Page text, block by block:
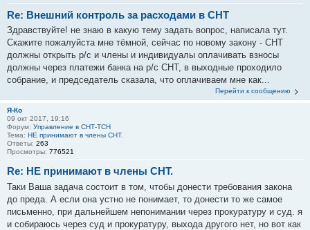
Re: Внешний контроль за расходами в СНТ
Здравствуйте! не знаю в какую тему задать вопрос, написала тут.
Скажите пожалуйста мне тёмной, сейчас по новому закону - СНТ
должны открыть р/с и члены и индивидуалы оплачивать взносы
должны через платежи банка на р/с СНТ, в выходные проходило
собрание, и председатель сказала, что оплачиваем мне как...
Перейти к сообщению
Я-Ко
09 окт 2017, 19:16
Форум: Управление в СНТ-ТСН
Тема: НЕ принимают в члены СНТ.
Ответы: 263
Просмотры: 776521
Re: НЕ принимают в члены СНТ.
Таки Ваша задача состоит в том, чтобы донести требования закона
до преда. А если она устно не понимает, то донести то же самое
письменно, при дальнейшем непонимании через прокуратуру и суд. я
и собираюсь через суд и прокуратуру, выхода другого нет, но вот как